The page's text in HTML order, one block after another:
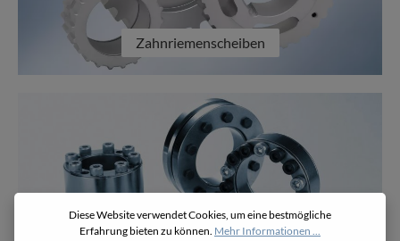
Zahnriemenscheiben
Diese Website verwendet Cookies, um eine bestmögliche
Erfahrung bieten zu können. Mehr Informationen ...